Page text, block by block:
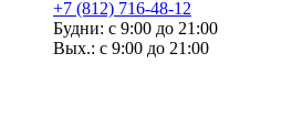
+7 (812) 716-48-12
Будни: с 9:00 до 21:00
Вых.: с 9:00 до 21:00